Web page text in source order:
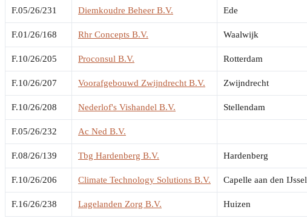
F.05/26/231 Diemkoudre Beheer B.V. Ede
F.01/26/168 Rhr Concepts B.V. Waalwijk
F.10/26/205 Proconsul B.V. Rotterdam
F.10/26/207 Voorafgebouwd Zwijndrecht B.V. Zwijndrecht
F.10/26/208 Nederlof's Vishandel B.V. Stellendam
F.05/26/232 Ac Ned B.V.
F.08/26/139 Tbg Hardenberg B.V. Hardenberg
F.10/26/206 Climate Technology Solutions B.V. Capelle aan den IJssel
F.16/26/238 Lagelanden Zorg B.V. Huizen